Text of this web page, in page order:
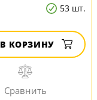
53 шт.
В КОРЗИНУ